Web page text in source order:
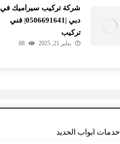
شركة تركيب سيراميك في
دبي |0506691641| فني
تركيب
يناير 21, 2025 88
خدمات ابواب الحديد